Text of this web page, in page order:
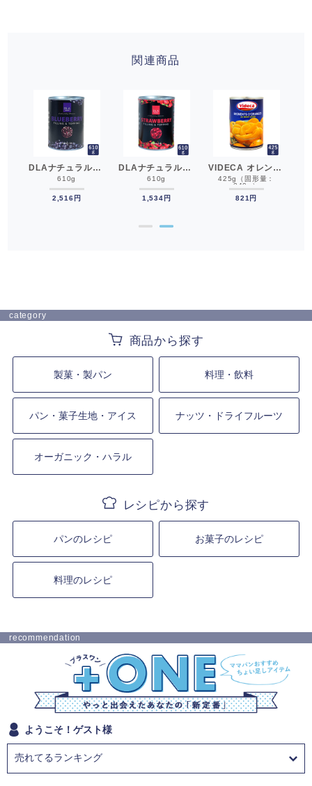
関連商品
DLAナチュラルズ フルッタデコール ブルーベリー 610g フルーツフィリング フルーツ缶__
610g
2,516円
DLAナチュラルズ フルッタデコール ストロベリー 610g フルーツフィリング 苺 いちご__
610g
1,534円
VIDECA オレンジセグメント 425g 缶詰 ビデカ フルーツ缶__
425g（固形量：
240g）
821円
●
category
製菓・製パン 料理・飲料
パン・菓子生地・アイス ナッツ・ドライフルーツ
オーガニック・ハラル
パンのレシピ お菓子のレシピ
料理のレシピ
recommendation
ようこそ！ゲスト様